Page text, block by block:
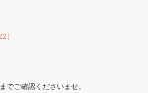
）
でご確認くださいませ。